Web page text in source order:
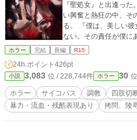
『聖処女』と出逢っ
い興奮と熱狂の中、そ
る。 『僕は、美しい彼女の存在を永久に保全しなければなら
ない。その責任が僕に
な施しをする必要があ
するためには、この醜
あると。僕を否定する
濁った血肉も彼女には
に保全するため、彼女を
は不完全である。その
ホラー 完結 長編 R15
24h.ポイント 426pt
小説 3,083 位 / 228,744件 ホラー 30
ホラー サイコパス 調教 四肢切
暴力・流血・残酷表現あり
拷問、陵